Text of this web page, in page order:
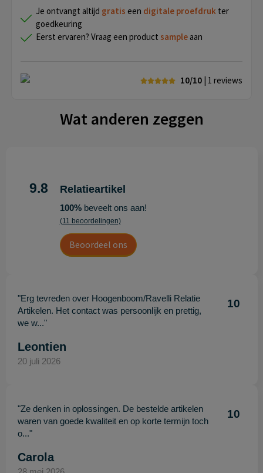
Je ontvangt altijd gratis een digitale proefdruk ter
goedkeuring
Eerst ervaren? Vraag een product sample aan
10/10 | 1 reviews
Wat anderen zeggen
9.8 Relatieartikel
100%beveelt ons aan!
(11 beoordelingen)
Beoordeel ons
"Erg tevreden over Hoogenboom/Ravelli Relatie
Artikelen. Het contact was persoonlijk en prettig,
we w..."
10
Leontien
20 juli 2026
"Ze denken in oplossingen. De bestelde artikelen
waren van goede kwaliteit en op korte termijn toch
o..."
10
Carola